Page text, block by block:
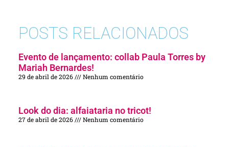
POSTS RELACIONADOS
Evento de lançamento: collab Paula Torres by
Mariah Bernardes!
29 de abril de 2026 Nenhum comentário
Look do dia: alfaiataria no tricot!
27 de abril de 2026 Nenhum comentário